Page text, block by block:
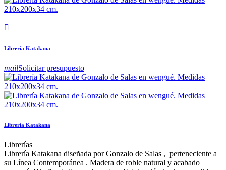

Librería Katakana
mailSolicitar presupuesto
Librería Katakana
Librerías
Librería Katakana diseñada por Gonzalo de Salas , perteneciente a
su Línea Contemporánea . Madera de roble natural y acabado